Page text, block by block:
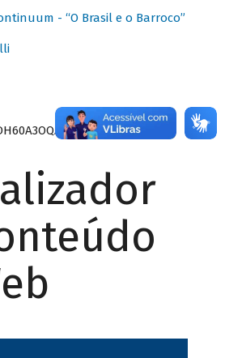
- “O Brasil e o Barroco”